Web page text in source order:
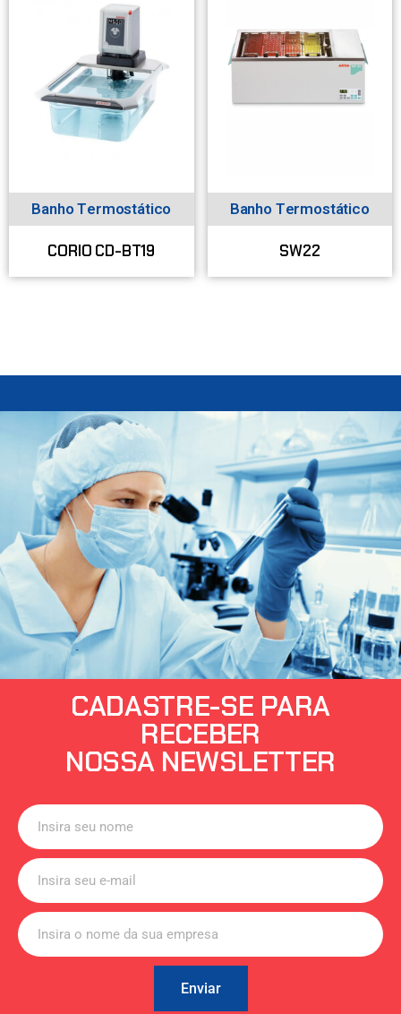
Banho Termostático
CORIO CD-BT19
Banho Termostático
SW22
CADASTRE-SE PARA
RECEBER
NOSSA NEWSLETTER
Enviar